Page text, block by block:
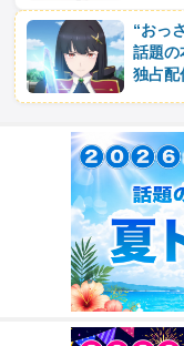
“おっ
話題
独占配